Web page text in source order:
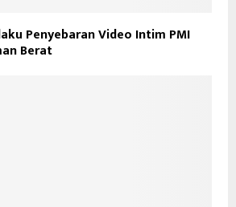
Penyebaran Video Intim PMI
Berat